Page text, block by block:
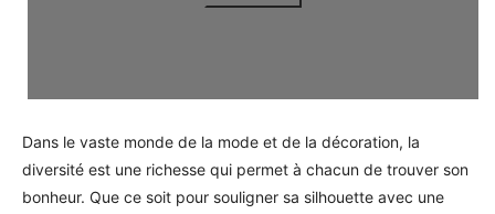
Dans le vaste monde de la mode et de la décoration, la
diversité est une richesse qui permet à chacun de trouver son
bonheur. Que ce soit pour souligner sa silhouette avec une